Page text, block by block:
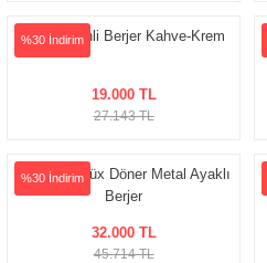
%30 İndirim
Poli Desenli Berjer Kahve-Krem
19.000 TL
27.143 TL
%30 İndirim
Yumuşak Lüx Döner Metal Ayaklı
Berjer
32.000 TL
45.714 TL